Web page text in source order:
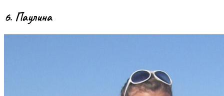
6. Паулина